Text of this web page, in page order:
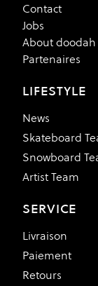
Contact
Jobs
About doodah
Partenaires
LIFESTYLE
News
Skateboard
Snowboard
Artist Team
SERVICE
Livraison
Paiement
Retours